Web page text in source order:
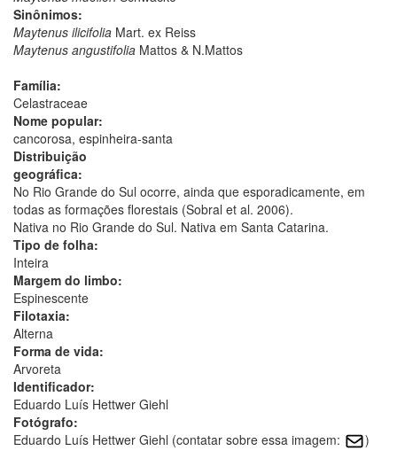
Sinônimos:
Maytenus ilicifolia Mart. ex Reiss
Maytenus angustifolia Mattos & N.Mattos
Família:
Celastraceae
Nome popular:
cancorosa, espinheira-santa
Distribuição
geográfica:
No Rio Grande do Sul ocorre, ainda que esporadicamente, em
todas as formações florestais (Sobral et al. 2006).
Nativa no Rio Grande do Sul. Nativa em Santa Catarina.
Tipo de folha:
Inteira
Margem do limbo:
Espinescente
Filotaxia:
Alterna
Forma de vida:
Arvoreta
Identificador:
Eduardo Luís Hettwer Giehl
Fotógrafo:
Eduardo Luís Hettwer Giehl (contatar sobre essa imagem:
)